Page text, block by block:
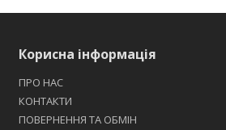
Корисна інформація
ПРО НАС
КОНТАКТИ
ПОВЕРНЕННЯ ТА ОБМІН